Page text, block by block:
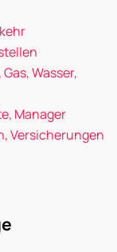
Wasser,
Manager
Versicherungen